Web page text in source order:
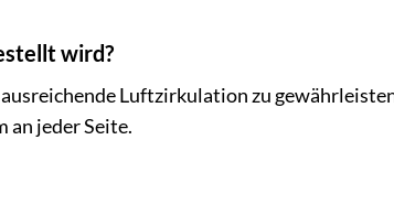
wird?
Luftzirkulation zu
an jeder Seite.